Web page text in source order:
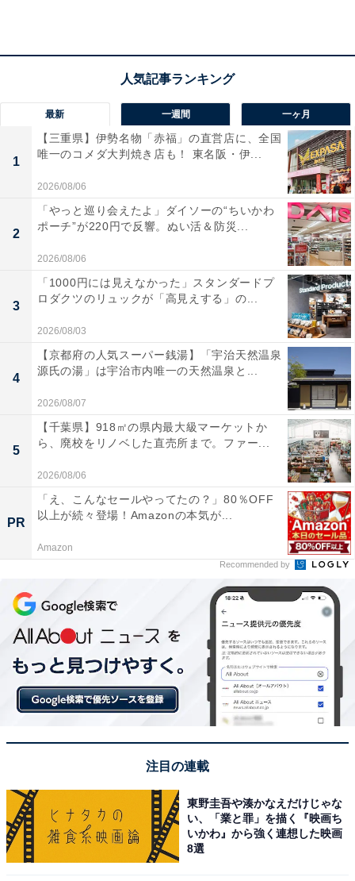
交通手段：箱根登山電車「強羅」駅から送迎車で約5分
大人1名（参考価格）：4万3450円
※料金は公式Webサイト参考価格
※プラン・部屋により価格は変動します
チェックイン：15:00
チェックアウト：11:00
あわせて読みたい
【強羅温泉の人気ホテル】「玄 箱根強羅」は
全室源泉かけ流し露天風呂付きの客室とお部
屋食が魅力の宿
「箱根・芦ノ湖 はなをり」は芦ノ湖の絶景と彩り
最新 一週間 一ヶ月
1
【三重県】伊勢名物「赤福」の直営店に、全国
唯一のコメダ大判焼き店も！ 東名阪・伊...
2026/08/06
2
「やっと巡り会えたよ」ダイソーの“ちいかわ
ポーチ”が220円で反響。ぬい活＆防災...
2026/08/06
3
「1000円には見えなかった」スタンダードプ
ロダクツのリュックが「高見えする」の...
2026/08/03
4
【京都府の人気スーパー銭湯】「宇治天然温泉
源氏の湯」は宇治市内唯一の天然温泉と...
2026/08/07
5
【千葉県】918㎡の県内最大級マーケットか
ら、廃校をリノベした直売所まで。ファー...
2026/08/06
PR
「え、こんなセールやってたの？」80％OFF
以上が続々登場！Amazonの本気が...
Amazon
Recommended by
注目の連載
東野圭吾や湊かなえだけじゃな
い、「業と罪」を描く『映画ち
いかわ』から強く連想した映画
8選